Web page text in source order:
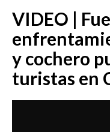
VIDEO |
y cochero
turistas en